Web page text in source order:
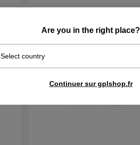
Are you in the right place?
Select country
Continuer sur gplshop.fr